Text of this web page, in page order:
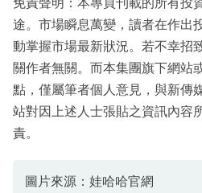
免責聲明：本專頁刊載的所有投
途。市場瞬息萬變，讀者在作出
動掌握市場最新狀況。若不幸招
關作者無關。而本集團旗下網站
點，僅屬筆者個人意見，與新傳
站對因上述人士張貼之資訊內容
責。
圖片來源：娃哈哈官網